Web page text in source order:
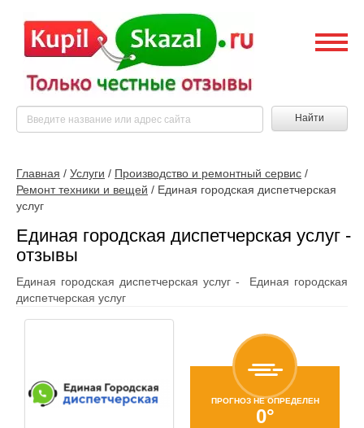
Найти
Главная / Услуги / Производство и ремонтный сервис /
Ремонт техники и вещей / Единая городская диспетчерская
услуг
Единая городская диспетчерская услуг -
отзывы
Единая городская диспетчерская услуг - Единая городская
диспетчерская услуг
ПРОГНОЗ НЕ ОПРЕДЕЛЕН
0°